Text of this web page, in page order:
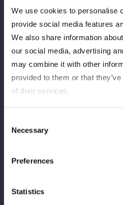
We use cookies to personalise
provide social media features
We also share information
our social media, advertising
may combine it with other
provided to them or that
of their services.
Selection
Necessary
Preferences
Statistics
STARDOM選手の人生を深堀りして
奈選手が登場！
池袋のお嬢様育ちだったまさかの
プロレスラーになったきっかけ（も
プロレスも要チェック！
レディ・Cもいい味出してます
【番組情報】
◆配信日程：3/27（金）夜9時～プ
https://www.youtube.com/